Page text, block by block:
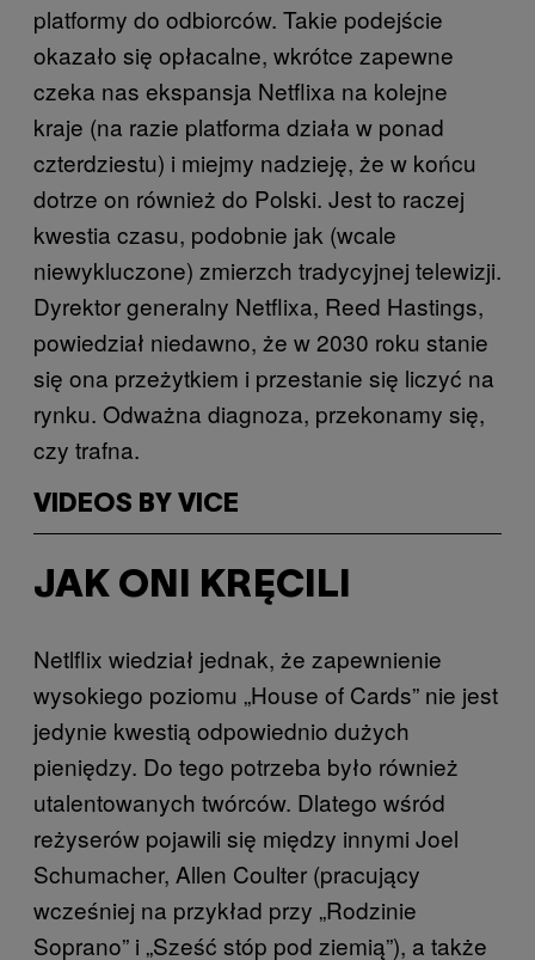
platformy do odbiorców. Takie podejście
okazało się opłacalne, wkrótce zapewne
czeka nas ekspansja Netflixa na kolejne
kraje (na razie platforma działa w ponad
czterdziestu) i miejmy nadzieję, że w końcu
dotrze on również do Polski. Jest to raczej
kwestia czasu, podobnie jak (wcale
niewykluczone) zmierzch tradycyjnej telewizji.
Dyrektor generalny Netflixa, Reed Hastings,
powiedział niedawno, że w 2030 roku stanie
się ona przeżytkiem i przestanie się liczyć na
rynku. Odważna diagnoza, przekonamy się,
czy trafna.
VIDEOS BY VICE
JAK ONI KRĘCILI
Netlflix wiedział jednak, że zapewnienie
wysokiego poziomu „House of Cards” nie jest
jedynie kwestią odpowiednio dużych
pieniędzy. Do tego potrzeba było również
utalentowanych twórców. Dlatego wśród
reżyserów pojawili się między innymi Joel
Schumacher, Allen Coulter (pracujący
wcześniej na przykład przy „Rodzinie
Soprano” i „Sześć stóp pod ziemią”), a także